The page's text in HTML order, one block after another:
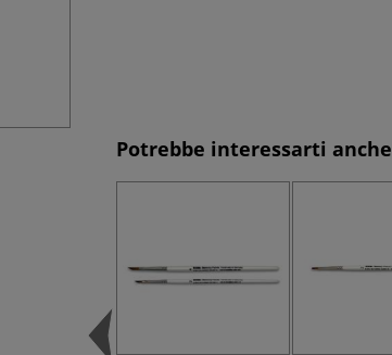
Potrebbe interessarti anche